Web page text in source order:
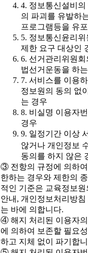
4. 정보통신설비
의 파괴를 유발하
프로그램등을 유
5. 정보통신윤리
제한 요구 대상인
6. 선거관리위원
법선거운동을 하
7. 서비스를 이용
정보원의 동의 없
는 경우
8. 비실명 이용자
경우
9. 일정기간 이상
않거나 개인정보
동의를 하지 않은
③ 전항의 규정에 의하여
한하는 경우와 제한의
적인 기준은 교육정보
안내, 개인정보처리방
는 바에 의합니다.
④ 해지 처리된 이용자
에 의하여 보존할 필요
하고 지체 없이 파기합